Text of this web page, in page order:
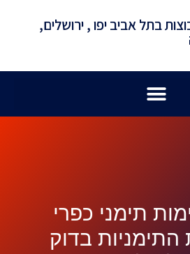
בתל אביב יפו , ירושלים,
תימני כפרי
התימניות בדוק